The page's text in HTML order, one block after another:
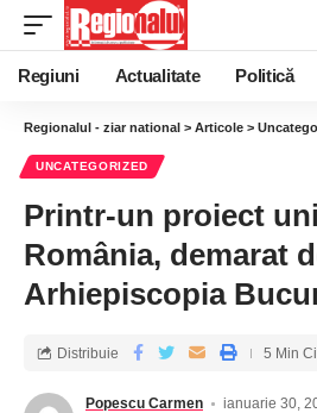
Regiuni Actualitate Politică
Regionalul - ziar national > Articole >
UNCATEGORIZED
Printr-un proiect
România, demarat
Arhiepiscopia
Popescu Carmen
ianuarie 30,
Distribuie 5 Min